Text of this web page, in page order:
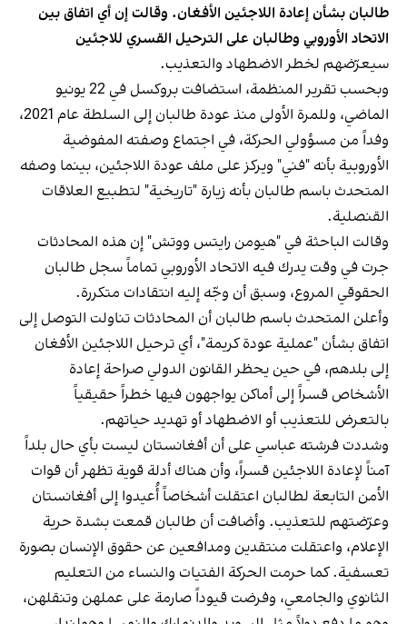
طالبان بشأن إعادة اللاجئين الأفغان. وقالت إن أي اتفاق بين
الاتحاد الأوروبي وطالبان على الترحيل القسري للاجئين
سيعرّضهم لخطر الاضطهاد والتعذيب.
وبحسب تقرير المنظمة، استضافت بروكسل في 22 يونيو
الماضي، وللمرة الأولى منذ عودة طالبان إلى السلطة عام 2021،
وفداً من مسؤولي الحركة، في اجتماع وصفته المفوضية
الأوروبية بأنه "فني" ويركز على ملف عودة اللاجئين، بينما وصفه
المتحدث باسم طالبان بأنه زيارة "تاريخية" لتطبيع العلاقات
القنصلية.
وقالت الباحثة في "هيومن رايتس ووتش" إن هذه المحادثات
جرت في وقت يدرك فيه الاتحاد الأوروبي تماماً سجل طالبان
الحقوقي المروع، وسبق أن وجّه إليه انتقادات متكررة.
وأعلن المتحدث باسم طالبان أن المحادثات تناولت التوصل إلى
اتفاق بشأن "عملية عودة كريمة"، أي ترحيل اللاجئين الأفغان
إلى بلدهم، في حين يحظر القانون الدولي صراحة إعادة
الأشخاص قسراً إلى أماكن يواجهون فيها خطراً حقيقياً
بالتعرض للتعذيب أو الاضطهاد أو تهديد حياتهم.
وشددت فرشته عباسي على أن أفغانستان ليست بأي حال بلداً
آمناً لإعادة اللاجئين قسراً، وأن هناك أدلة قوية تظهر أن قوات
الأمن التابعة لطالبان اعتقلت أشخاصاً أُعيدوا إلى أفغانستان
وعرّضتهم للتعذيب. وأضافت أن طالبان قمعت بشدة حرية
الإعلام، واعتقلت منتقدين ومدافعين عن حقوق الإنسان بصورة
تعسفية. كما حرمت الحركة الفتيات والنساء من التعليم
الثانوي والجامعي، وفرضت قيوداً صارمة على عملهن وتنقلهن،